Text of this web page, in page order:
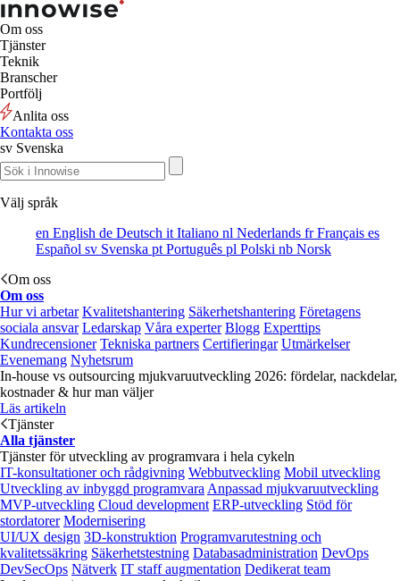
Om oss
Tjänster
Teknik
Branscher
Portfölj
Anlita oss
Kontakta oss
sv Svenska
Välj språk
en English de Deutsch it Italiano nl Nederlands frFrançais es
Español sv Svenska pt Português pl Polski nb Norsk
Om oss
Om oss
Hur vi arbetar Kvalitetshantering Säkerhetshantering Företagens
sociala ansvar Ledarskap Våra experter Blogg Experttips
Kundrecensioner Tekniska partners Certifieringar Utmärkelser
Evenemang Nyhetsrum
In-house vs outsourcing mjukvaruutveckling 2026: fördelar, nackdelar,
kostnader & hur man väljer
Läs artikeln
Tjänster
Alla tjänster
Tjänster för utveckling av programvara i hela cykeln
IT-konsultationer och rådgivning Webbutveckling Mobil utveckling
Utveckling av inbyggd programvara Anpassad mjukvaruutveckling
MVP-utveckling Cloud development ERP-utveckling Stöd för
stordatorer Modernisering
UI/UX design 3D-konstruktion Programvarutestning och
kvalitetssäkring Säkerhetstestning Databasadministration DevOps
DevSecOps Nätverk IT staff augmentation Dedikerat team